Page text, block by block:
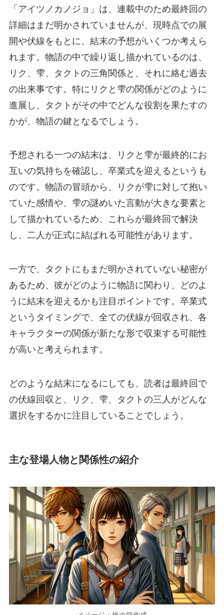
「アイツノカノジョ」は、連載中のため最終回の
詳細はまだ明かされていませんが、現時点での展
開や伏線をもとに、結末の予想がいくつか考えら
れます。物語の中で繰り返し描かれているのは、
リク、雫、タクトの三角関係と、それに絡む過去
の出来事です。特にリクと雫の関係がどのように
進展し、タクトがその中でどんな役割を果たすの
かが、物語の鍵となるでしょう。
予想される一つの結末は、リクと雫が最終的にお
互いの気持ちを確認し、卒業式を迎えるというも
のです。物語の冒頭から、リクが雫に対して抱い
ていた感情や、雫の謎めいた言動が大きな要素と
して描かれているため、これらが最終回で解決
し、二人が正式に結ばれる可能性があります。
一方で、タクトにもまだ明かされていない秘密が
あるため、彼がどのように物語に関わり、どのよ
うに結末を迎えるかも注目ポイントです。卒業式
というタイミングで、全ての伏線が回収され、各
キャラクターの関係が新たな形で収束する可能性
が高いと考えられます。
どのような結末になるにしても、読者は最終回で
の伏線回収と、リク、雫、タクトの三人がどんな
選択をするかに注目していることでしょう。
主な登場人物と関係性の紹介